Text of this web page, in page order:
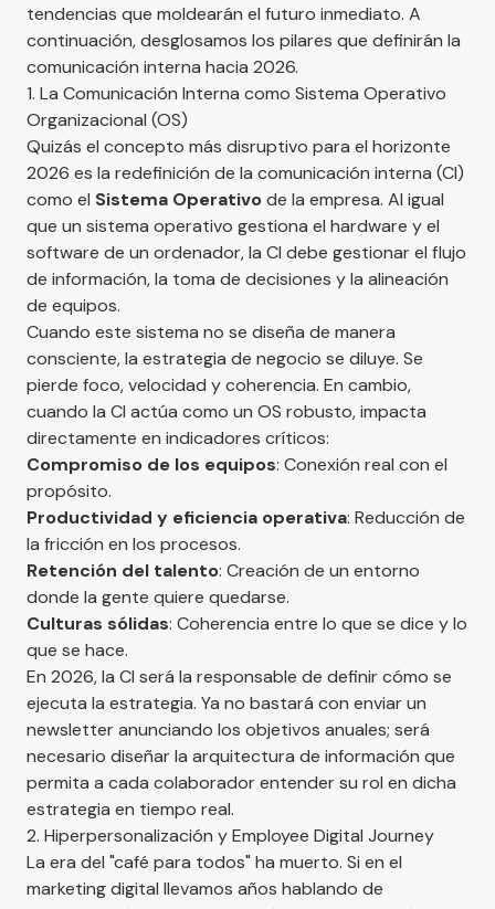
tendencias que moldearán el futuro inmediato. A
continuación, desglosamos los pilares que definirán la
comunicación interna hacia 2026.
1. La Comunicación Interna como Sistema Operativo
Organizacional (OS)
Quizás el concepto más disruptivo para el horizonte
2026 es la redefinición de la comunicación interna (CI)
como el Sistema Operativode la empresa. Al igual
que un sistema operativo gestiona el hardware y el
software de un ordenador, la CI debe gestionar el flujo
de información, la toma de decisiones y la alineación
de equipos.
Cuando este sistema no se diseña de manera
consciente, la estrategia de negocio se diluye. Se
pierde foco, velocidad y coherencia. En cambio,
cuando la CI actúa como un OS robusto, impacta
directamente en indicadores críticos:
Compromiso de los equipos: Conexión real con el
propósito.
Productividad y eficiencia operativa: Reducción de
la fricción en los procesos.
Retención del talento: Creación de un entorno
donde la gente quiere quedarse.
Culturas sólidas: Coherencia entre lo que se dice y lo
que se hace.
En 2026, la CI será la responsable de definir cómo se
ejecuta la estrategia. Ya no bastará con enviar un
newsletter anunciando los objetivos anuales; será
necesario diseñar la arquitectura de información que
permita a cada colaborador entender su rol en dicha
estrategia en tiempo real.
2. Hiperpersonalización y Employee Digital Journey
La era del "café para todos" ha muerto. Si en el
marketing digital llevamos años hablando de